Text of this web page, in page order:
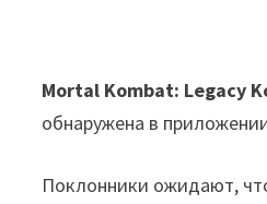
Mortal Kombat: Legacy
обнаружена в
Поклонники ожидают,